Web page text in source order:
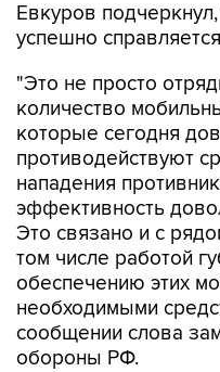
Евкуров
успешно
"Это не просто
количество
которые сегодня
противодействуют
нападения
эффективность
Это связано и с
том числе работой
обеспечению этих
необходимыми
сообщении слова
обороны РФ.